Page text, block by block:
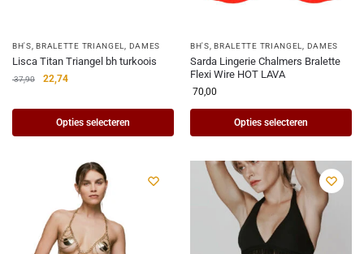
BH'S, BRALETTE TRIANGEL, DAMES
Lisca Titan Triangel bh turkoois
37,90 22,74
Opties selecteren
BH'S, BRALETTE TRIANGEL, DAMES
Sarda Lingerie Chalmers Bralette
Flexi Wire HOT LAVA
70,00
Opties selecteren